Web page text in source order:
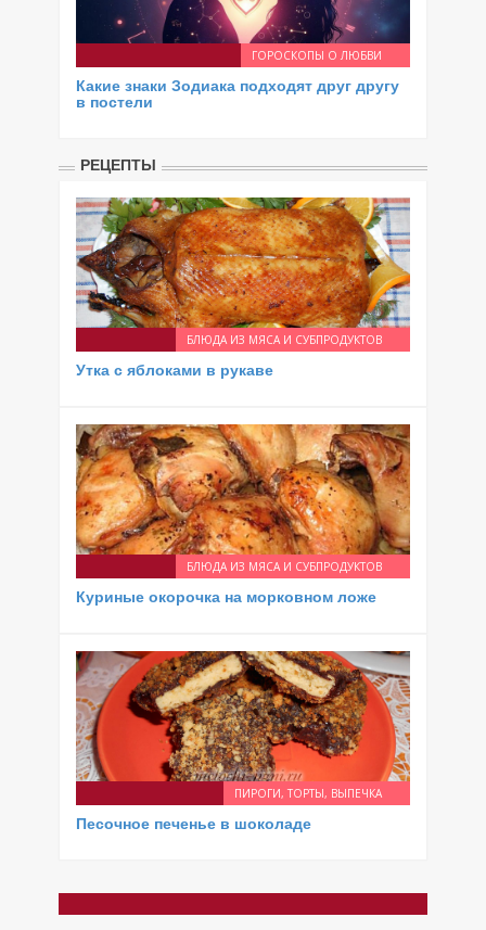
ГОРОСКОПЫ О ЛЮБВИ
Какие знаки Зодиака подходят друг другу
в постели
РЕЦЕПТЫ
БЛЮДА ИЗ МЯСА И СУБПРОДУКТОВ
Утка с яблоками в рукаве
БЛЮДА ИЗ МЯСА И СУБПРОДУКТОВ
Куриные окорочка на морковном ложе
ПИРОГИ, ТОРТЫ, ВЫПЕЧКА
Песочное печенье в шоколаде